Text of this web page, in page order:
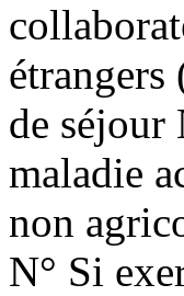
étrangers
de séjour
maladie
non
N° Si